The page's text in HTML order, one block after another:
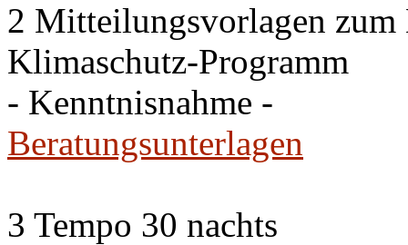
2 Mitteilungsvorlagen zum
Klimaschutz-Programm
- Kenntnisnahme -
Beratungsunterlagen
3 Tempo 30 nachts